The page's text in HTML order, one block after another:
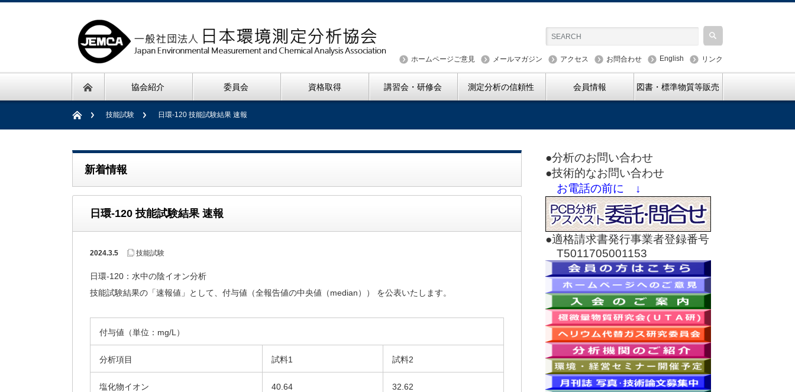
ホームページご意見 メールマガジン アクセス お問合わせ English リンク
協会紹介 委員会 資格取得 講習会・研修会 測定分析の信頼性 会員情報 図書・標準物質等販売
技能試験 日環-120 技能試験結果 速報
新着情報
日環-120 技能試験結果 速報
2024.3.5 技能試験
日環-120：水中の陰イオン分析
技能試験結果の「速報値」として、付与値（全報告値の中央値（median）） を公表いたします。
付与値（単位：mg/L）
分析項目 試料1 試料2
塩化物イオン 40.64 32.62
●分析のお問い合わせ
●技術的なお問い合わせ
お電話の前に ↓
●適格請求書発行事業者登録番号
T5011705001153